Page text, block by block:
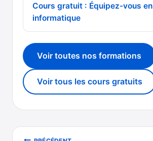
Cours gratuit : Équipez-vous en
informatique
Voir toutes nos formations
Voir tous les cours gratuits